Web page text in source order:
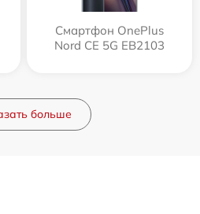
Смартфон OnePlus
Nord CE 5G EB2103
больше